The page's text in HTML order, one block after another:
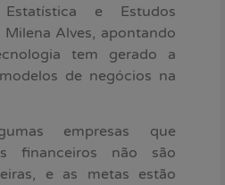
e Estudos
Alves, apontando
tem gerado a
de negócios na
empresas que
financeiros não são
e as metas estão